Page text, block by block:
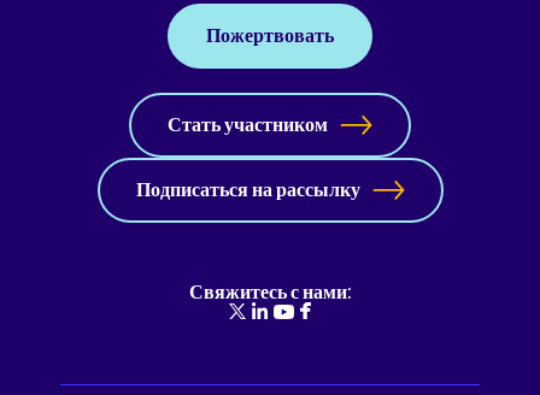
Пожертвовать
Стать участником
Подписаться на рассылку
Свяжитесь с нами: